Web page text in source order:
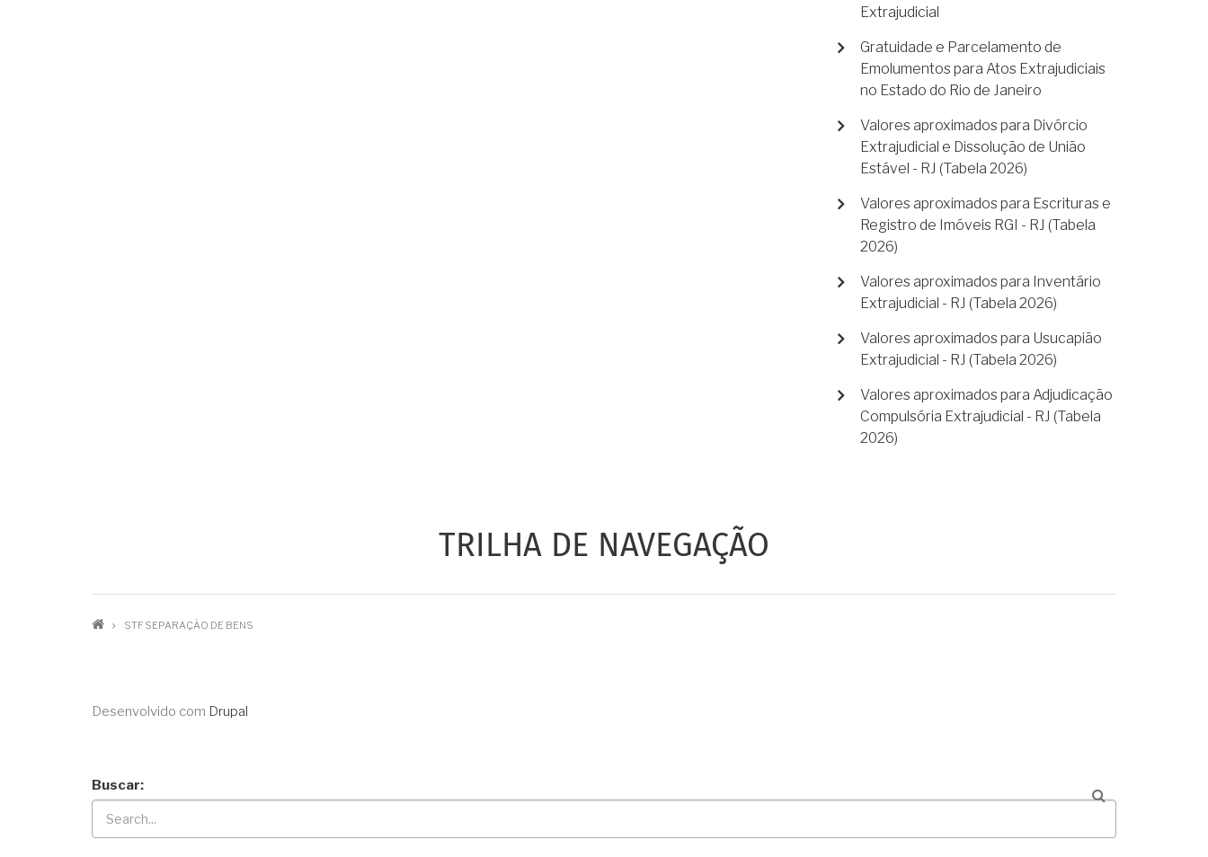
Extrajudicial
Gratuidade e Parcelamento de
Emolumentos para Atos Extrajudiciais
no Estado do Rio de Janeiro
Valores aproximados para Divórcio
Extrajudicial e Dissolução de União
Estável - RJ (Tabela 2026)
Valores aproximados para Escrituras e
Registro de Imóveis RGI - RJ (Tabela
2026)
Valores aproximados para Inventário
Extrajudicial - RJ (Tabela 2026)
Valores aproximados para Usucapião
Extrajudicial - RJ (Tabela 2026)
Valores aproximados para Adjudicação
Compulsória Extrajudicial - RJ (Tabela
2026)
TRILHA DE NAVEGAÇÃO
STF SEPARAÇÃO DE BENS
Desenvolvido com Drupal
Buscar